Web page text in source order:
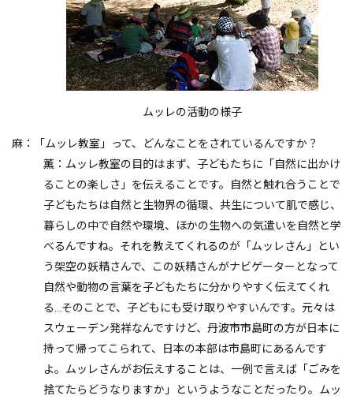
ムッレの活動の様子
麻：「ムッレ教室」って、どんなことをされているんですか？
薫：ムッレ教室の目的はまず、子どもたちに「自然に出かけ
ることの楽しさ」を伝えることです。自然と触れ合うことで
子どもたちは自然と生物界の循環、共生について肌で感じ、
暮らしの中で自然や環境、ほかの生物への気遣いを自然と学
べるんですね。それを教えてくれるのが「ムッレさん」とい
う架空の妖精さんで、この妖精さんがナビゲーターとなって
自然や動物の言葉を子どもたちに分かりやすく伝えてくれ
る…そのことで、子どもにも受け取りやすいんです。元々は
スウェーデン発祥なんですけど、丹波市市島町の方が日本に
持って帰ってこられて、日本の本部は市島町にあるんです
よ。ムッレさんがお伝えすることは、一例で言えば「ごみを
捨てたらどうなりますか」というようなことだったり。ムッ